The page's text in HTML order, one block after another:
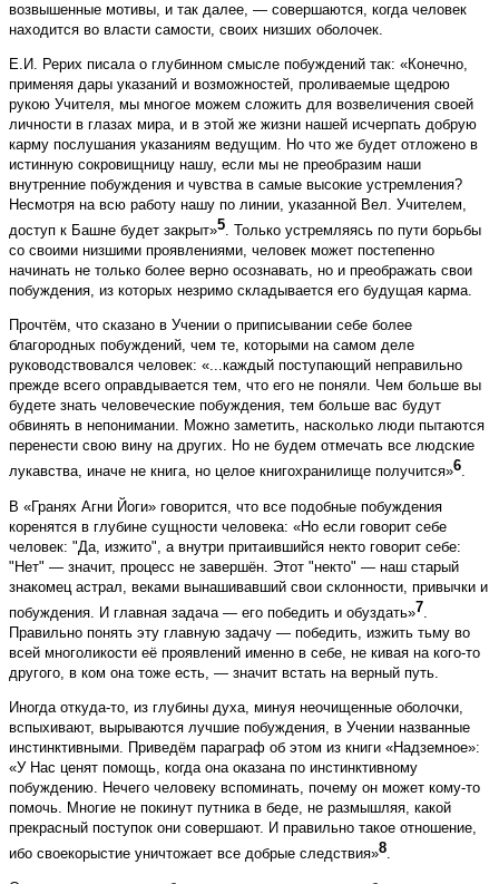
возвышенные мотивы, и так далее, — совершаются, когда человек
находится во власти самости, своих низших оболочек.
Е.И. Рерих писала о глубинном смысле побуждений так: «Конечно,
применяя дары указаний и возможностей, проливаемые щедрою
рукою Учителя, мы многое можем сложить для возвеличения своей
личности в глазах мира, и в этой же жизни нашей исчерпать добрую
карму послушания указаниям ведущим. Но что же будет отложено в
истинную сокровищницу нашу, если мы не преобразим наши
внутренние побуждения и чувства в самые высокие устремления?
Несмотря на всю работу нашу по линии, указанной Вел. Учителем,
доступ к Башне будет закрыт»5. Только устремляясь по пути борьбы
со своими низшими проявлениями, человек может постепенно
начинать не только более верно осознавать, но и преображать свои
побуждения, из которых незримо складывается его будущая карма.
Прочтём, что сказано в Учении о приписывании себе более
благородных побуждений, чем те, которыми на самом деле
руководствовался человек: «...каждый поступающий неправильно
прежде всего оправдывается тем, что его не поняли. Чем больше вы
будете знать человеческие побуждения, тем больше вас будут
обвинять в непонимании. Можно заметить, насколько люди пытаются
перенести свою вину на других. Но не будем отмечать все людские
лукавства, иначе не книга, но целое книгохранилище получится»6.
В «Гранях Агни Йоги» говорится, что все подобные побуждения
коренятся в глубине сущности человека: «Но если говорит себе
человек: "Да, изжито", а внутри притаившийся некто говорит себе:
"Нет" — значит, процесс не завершён. Этот "некто" — наш старый
знакомец астрал, веками вынашивавший свои склонности, привычки и
побуждения. И главная задача — его победить и обуздать»7.
Правильно понять эту главную задачу — победить, изжить тьму во
всей многоликости её проявлений именно в себе, не кивая на кого-то
другого, в ком она тоже есть, — значит встать на верный путь.
Иногда откуда-то, из глубины духа, минуя неочищенные оболочки,
вспыхивают, вырываются лучшие побуждения, в Учении названные
инстинктивными. Приведём параграф об этом из книги «Надземное»:
«У Нас ценят помощь, когда она оказана по инстинктивному
побуждению. Нечего человеку вспоминать, почему он может кому-то
помочь. Многие не покинут путника в беде, не размышляя, какой
прекрасный поступок они совершают. И правильно такое отношение,
ибо своекорыстие уничтожает все добрые следствия»8.